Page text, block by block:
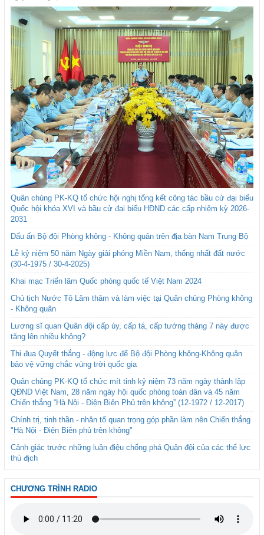
Quân chủng PK-KQ tổ chức hội nghị tổng kết công tác bầu cử đại biểu
Quốc hội khóa XVI và bầu cử đại biểu HĐND các cấp nhiệm kỳ 2026-
2031
Dấu ấn Bộ đội Phòng không - Không quân trên địa bàn Nam Trung Bộ
Lễ kỷ niệm 50 năm Ngày giải phóng Miền Nam, thống nhất đất nước
(30-4-1975 / 30-4-2025)
Khai mạc Triển lãm Quốc phòng quốc tế Việt Nam 2024
Chủ tịch Nước Tô Lâm thăm và làm việc tại Quân chủng Phòng không
- Không quân
Lương sĩ quan Quân đội cấp úy, cấp tá, cấp tướng tháng 7 này được
tăng lên nhiều không?
Thi đua Quyết thắng - động lực để Bộ đội Phòng không-Không quân
bảo vệ vững chắc vùng trời quốc gia
Quân chủng PK-KQ tổ chức mít tinh kỷ niệm 73 năm ngày thành lập
QĐND Việt Nam, 28 năm ngày hội quốc phòng toàn dân và 45 năm
Chiến thắng “Hà Nội - Điện Biên Phủ trên không” (12-1972 / 12-2017)
Chính trị, tinh thần - nhân tố quan trọng góp phần làm nên Chiến thắng
"Hà Nội - Điện Biên phủ trên không"
Cảnh giác trước những luận điệu chống phá Quân đội của các thế lực
thù địch
CHƯƠNG TRÌNH RADIO